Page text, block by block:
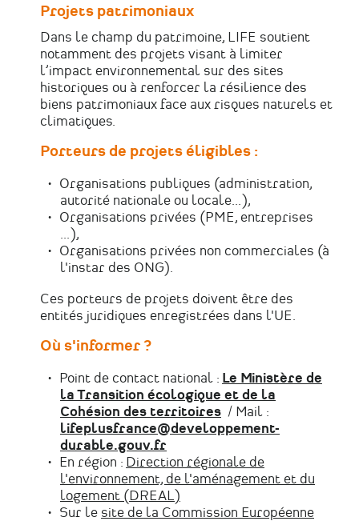
Projets patrimoniaux
Dans le champ du patrimoine, LIFE soutient
notamment des projets visant à limiter
l’impact environnemental sur des sites
historiques ou à renforcer la résilience des
biens patrimoniaux face aux risques naturels et
climatiques.
Porteurs de projets éligibles :
Organisations publiques (administration,
autorité nationale ou locale...),
Organisations privées (PME, entreprises
...),
Organisations privées non commerciales (à
l'instar des ONG).
Ces porteurs de projets doivent être des
entités juridiques enregistrées dans l'UE.
Où s'informer ?
Point de contact national : Le Ministère de
la Transition écologique et de la
Cohésion des territoires / Mail :
lifeplusfrance@developpement-
durable.gouv.fr
En région : Direction régionale de
l'environnement, de l'aménagement et du
logement (DREAL)
Sur le site de la Commission Européenne